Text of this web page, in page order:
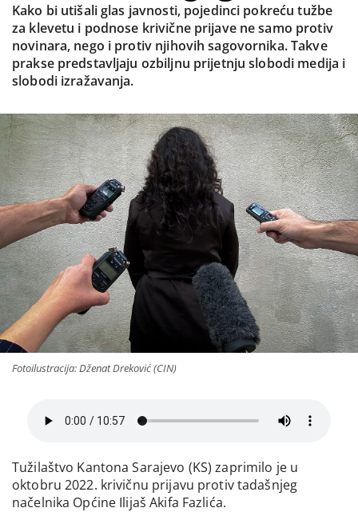
Kako bi utišali glas javnosti, pojedinci pokreću tužbe
za klevetu i podnose krivične prijave ne samo protiv
novinara, nego i protiv njihovih sagovornika. Takve
prakse predstavljaju ozbiljnu prijetnju slobodi medija i
slobodi izražavanja.
Fotoilustracija: Dženat Dreković (CIN)
Tužilaštvo Kantona Sarajevo (KS) zaprimilo je u
oktobru 2022. krivičnu prijavu protiv tadašnjeg
načelnika Općine Ilijaš Akifa Fazlića.